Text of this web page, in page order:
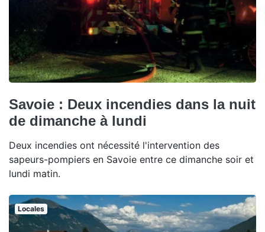
Savoie : Deux incendies dans la nuit
de dimanche à lundi
Deux incendies ont nécessité l'intervention des
sapeurs-pompiers en Savoie entre ce dimanche soir et
lundi matin.
Locales